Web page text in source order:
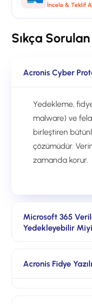
İncele & Teklif
Sıkça
Acronis Cyber
Yedekleme,
malware) ve
birleştiren
çözümüdür.
zamanda korur.
Microsoft 365
Yedekleyebilir
Evet. Microsoft
Acronis Fidye